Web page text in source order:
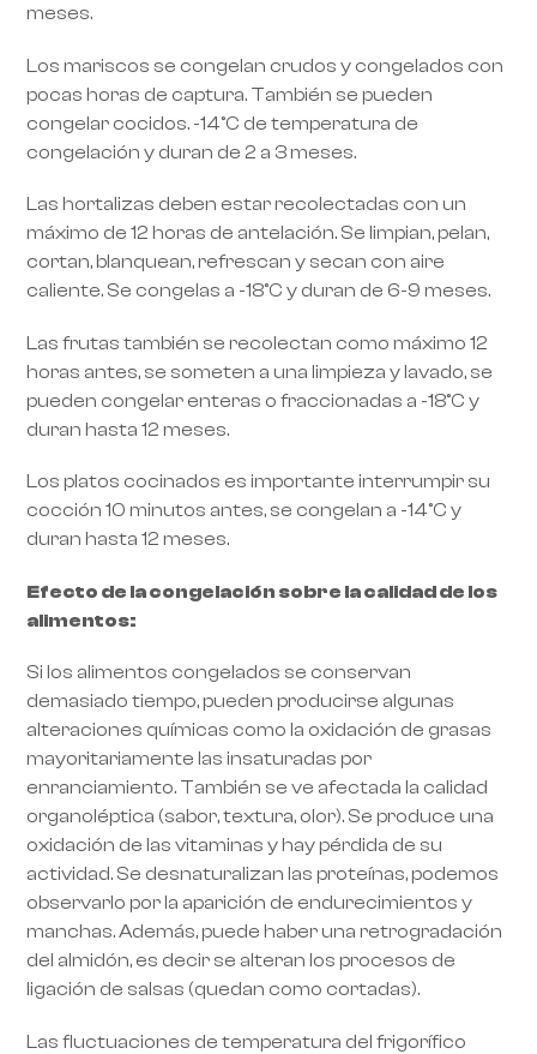
meses.
Los mariscos se congelan crudos y congelados con
pocas horas de captura. También se pueden
congelar cocidos. -14°C de temperatura de
congelación y duran de 2 a 3 meses.
Las hortalizas deben estar recolectadas con un
máximo de 12 horas de antelación. Se limpian, pelan,
cortan, blanquean, refrescan y secan con aire
caliente. Se congelas a -18°C y duran de 6-9 meses.
Las frutas también se recolectan como máximo 12
horas antes, se someten a una limpieza y lavado, se
pueden congelar enteras o fraccionadas a -18°C y
duran hasta 12 meses.
Los platos cocinados es importante interrumpir su
cocción 10 minutos antes, se congelan a -14°C y
duran hasta 12 meses.
Efecto de la congelación sobre la calidad de los
alimentos:
Si los alimentos congelados se conservan
demasiado tiempo, pueden producirse algunas
alteraciones químicas como la oxidación de grasas
mayoritariamente las insaturadas por
enranciamiento. También se ve afectada la calidad
organoléptica (sabor, textura, olor). Se produce una
oxidación de las vitaminas y hay pérdida de su
actividad. Se desnaturalizan las proteínas, podemos
observarlo por la aparición de endurecimientos y
manchas. Además, puede haber una retrogradación
del almidón, es decir se alteran los procesos de
ligación de salsas (quedan como cortadas).
Las fluctuaciones de temperatura del frigorífico
byRoarTheme